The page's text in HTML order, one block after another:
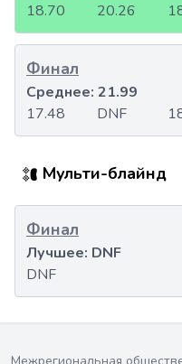
18.70 20.26
Финал
17.48 DNF
Среднее: 21.99
Мульти-блайнд
Финал
DNF
Лучшее: DNF